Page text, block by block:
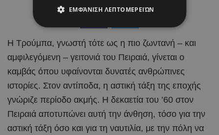
Η Τρούμπα, γνωστή τότε ως η πιο ζωντανή – και
αμφιλεγόμενη – γειτονιά του Πειραιά, γίνεται ο
καμβάς όπου υφαίνονται δυνατές ανθρώπινες
ιστορίες. Στον αντίποδα, η αστική τάξη της εποχής
γνώριζε περίοδο ακμής. Η δεκαετία του ’60 στον
Πειραιά αποτυπώνει αυτή την άνθηση, τόσο για την
αστική τάξη όσο και για τη ναυτιλία, με την πόλη να
ΕΜΦΆΝΙΣΗ ΛΕΠΤΟΜΕΡΕΙΏΝ